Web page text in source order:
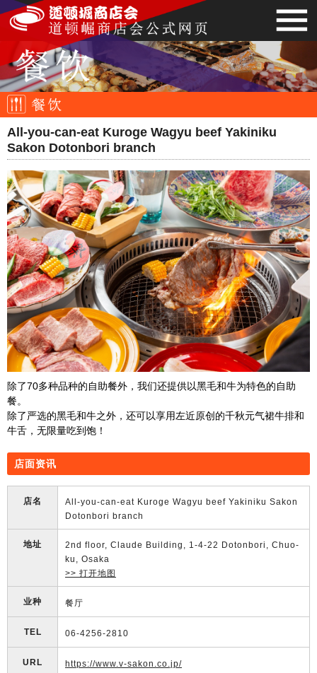
All-you-can-eat Kuroge Wagyu beef Yakiniku
Sakon Dotonbori branch
除了70多种品种的自助餐外，我们还提供以黑毛和牛为特色的自助
餐。
除了严选的黑毛和牛之外，还可以享用左近原创的千秋元气裙牛排和
牛舌，无限量吃到饱！
店面资讯
店名
All-you-can-eat Kuroge Wagyu beef Yakiniku Sakon
Dotonbori branch
地址
2nd floor, Claude Building, 1-4-22 Dotonbori, Chuo-
ku, Osaka
>> 打开地图
业种 餐厅
TEL 06-4256-2810
URL https://www.v-sakon.co.jp/